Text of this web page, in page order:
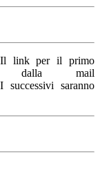
Il link per il primo
dalla mail
successivi saranno